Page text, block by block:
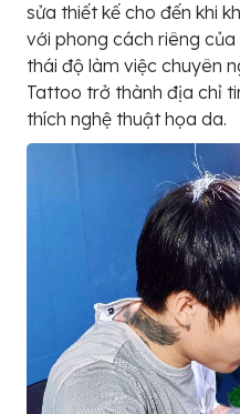
sửa thiết kế cho đến khi
với phong cách riêng
thái độ làm việc chuyên
Tattoo trở thành địa chỉ
thích nghệ thuật họa da.